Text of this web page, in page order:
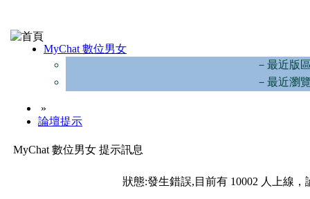
MyChat 數位男女
－最近版
－最近瀏
»
論壇提示
MyChat 數位男女 提示訊息
狀態:發生錯誤,目前有 10002 人上線